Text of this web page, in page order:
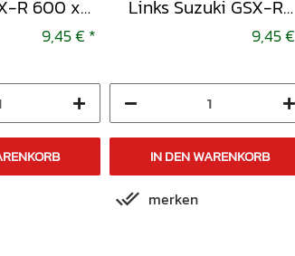
R 600 x-
9,45 € *
Links Suzuki GSX-R
9,45 €
IN DEN WARENKORB
merken